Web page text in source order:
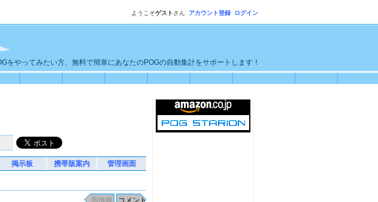
ようこそゲスト さん アカウント登録 ログイン
やってみたい方、無料で簡単にあなたのPOGの自動集計をサポートします！
掲示板 携帯版案内 管理画面